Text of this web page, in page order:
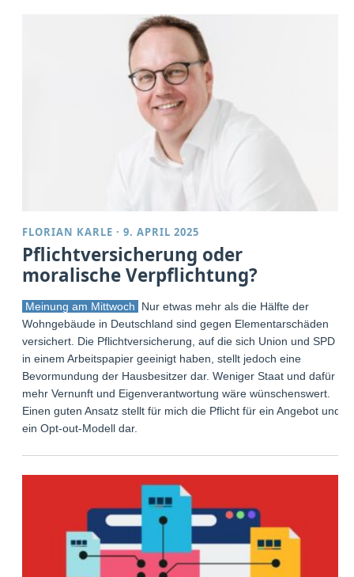
FLORIAN KARLE ·9. APRIL 2025
Pflichtversicherung oder
moralische Verpflichtung?
Meinung am Mittwoch
Nur etwas mehr als die Hälfte der
Wohngebäude in Deutschland sind gegen Elementarschäden
versichert. Die Pflichtversicherung, auf die sich Union und SPD
in einem Arbeitspapier geeinigt haben, stellt jedoch eine
Bevormundung der Hausbesitzer dar. Weniger Staat und dafür
mehr Vernunft und Eigenverantwortung wäre wünschenswert.
Einen guten Ansatz stellt für mich die Pflicht für ein Angebot und
ein Opt-out-Modell dar.